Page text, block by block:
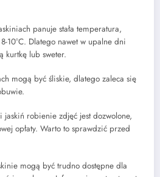
panuje stała temperatura,
10°C. Dlatego nawet w upalne dni
kurtkę lub sweter.
mogą być śliskie, dlatego zaleca się
robienie zdjęć jest dozwolone,
opłaty. Warto to sprawdzić przed
mogą być trudno dostępne dla